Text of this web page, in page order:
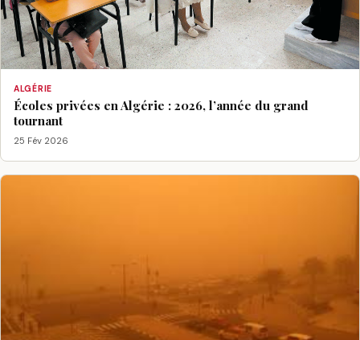
ALGÉRIE
Écoles privées en Algérie : 2026, l’année du grand
tournant
25 Fév 2026